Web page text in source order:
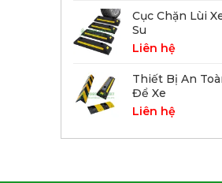
5 sao
Cục Chặn Lùi
Su
Liên hệ
Thiết Bị An
Để Xe
Liên hệ